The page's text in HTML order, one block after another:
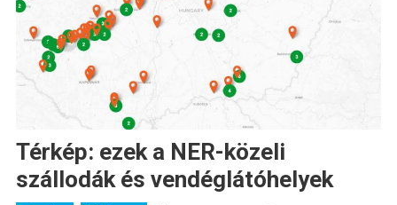
Térkép: ezek a NER-közeli
szállodák és vendéglátóhelyek